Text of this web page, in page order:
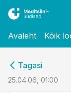
Avaleht Kõik
Tagasi
25.04.06, 01:00